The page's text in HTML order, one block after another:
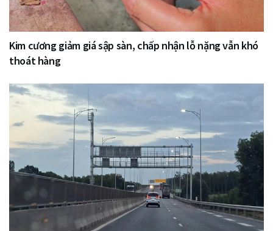
Kim cương giảm giá sập sàn, chấp nhận lỗ nặng vẫn khó
thoát hàng